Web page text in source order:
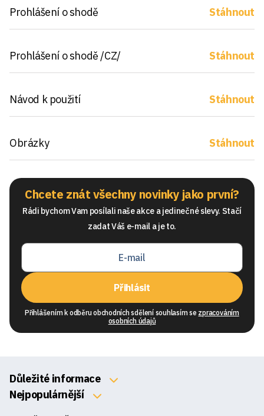
Prohlášení o shodě Stáhnout
Prohlášení o shodě /CZ/ Stáhnout
Návod k použití Stáhnout
Obrázky Stáhnout
Chcete znát všechny novinky jako první?
Rádi bychom Vam posílali naše akce a jedinečné slevy. Stačí
zadat Váš e-mail a je to.
Přihlásit
Přihlášením k odběru obchodních sdělení souhlasím se zpracováním
osobních údajů
Důležité informace
O nás
Nejpopulárnější